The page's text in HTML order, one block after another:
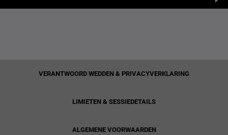
VERANTWOORD WEDDEN & PRIVACYVERKLARING
LIMIETEN & SESSIEDETAILS
ALGEMENE VOORWAARDEN